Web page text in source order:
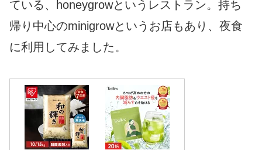
ている、honeygrowというレストラン。持ち
帰り中心のminigrowというお店もあり、夜食
に利用してみました。